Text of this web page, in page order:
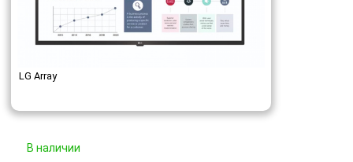
LG Array
В наличии